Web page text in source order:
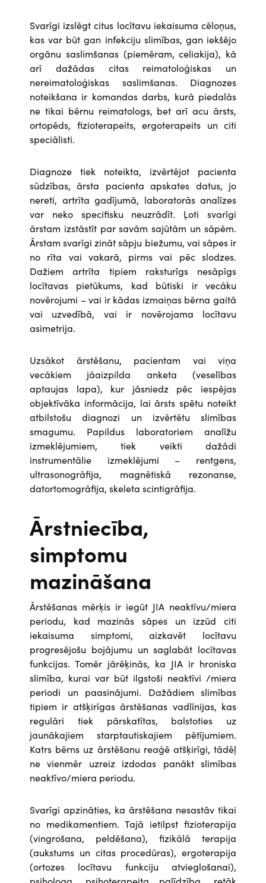
Svarīgi izslēgt citus locītavu iekaisuma cēloņus,
kas var būt gan infekciju slimības, gan iekšējo
orgānu saslimšanas (piemēram, celiakija), kā
arī dažādas citas reimatoloģiskas un
nereimatoloģiskas saslimšanas. Diagnozes
noteikšana ir komandas darbs, kurā piedalās
ne tikai bērnu reimatologs, bet arī acu ārsts,
ortopēds, fizioterapeits, ergoterapeits un citi
speciālisti.
Diagnoze tiek noteikta, izvērtējot pacienta
sūdzības, ārsta pacienta apskates datus, jo
nereti, artrīta gadījumā, laboratorās analīzes
var neko specifisku neuzrādīt. Ļoti svarīgi
ārstam izstāstīt par savām sajūtām un sāpēm.
Ārstam svarīgi zināt sāpju biežumu, vai sāpes ir
no rīta vai vakarā, pirms vai pēc slodzes.
Dažiem artrīta tipiem raksturīgs nesāpīgs
locītavas pietūkums, kad būtiski ir vecāku
novērojumi – vai ir kādas izmaiņas bērna gaitā
vai uzvedībā, vai ir novērojama locītavu
asimetrija.
Uzsākot ārstēšanu, pacientam vai viņa
vecākiem jāaizpilda anketa (veselības
aptaujas lapa), kur jāsniedz pēc iespējas
objektīvāka informācija, lai ārsts spētu noteikt
atbilstošu diagnozi un izvērtētu slimības
smagumu. Papildus laboratoriem analīžu
izmeklējumiem, tiek veikti dažādi
instrumentālie izmeklējumi – rentgens,
ultrasonogrāfija, magnētiskā rezonanse,
datortomogrāfija, skeleta scintigrāfija.
Ārstniecība,
simptomu
mazināšana
Ārstēšanas mērķis ir iegūt JIA neaktīvu/miera
periodu, kad mazinās sāpes un izzūd citi
iekaisuma simptomi, aizkavēt locītavu
progresējošu bojājumu un saglabāt locītavas
funkcijas. Tomēr jārēķinās, ka JIA ir hroniska
slimība, kurai var būt ilgstoši neaktīvi /miera
periodi un paasinājumi. Dažādiem slimības
tipiem ir atšķirīgas ārstēšanas vadlīnijas, kas
regulāri tiek pārskatītas, balstoties uz
jaunākajiem starptautiskajiem pētījumiem.
Katrs bērns uz ārstēšanu reaģē atšķirīgi, tādēļ
ne vienmēr uzreiz izdodas panākt slimības
neaktīvo/miera periodu.
Svarīgi apzināties, ka ārstēšana nesastāv tikai
no medikamentiem. Tajā ietilpst fizioterapija
(vingrošana, peldēšana), fizikālā terapija
(aukstums un citas procedūras), ergoterapija
(ortozes locītavu funkciju atvieglošanai),